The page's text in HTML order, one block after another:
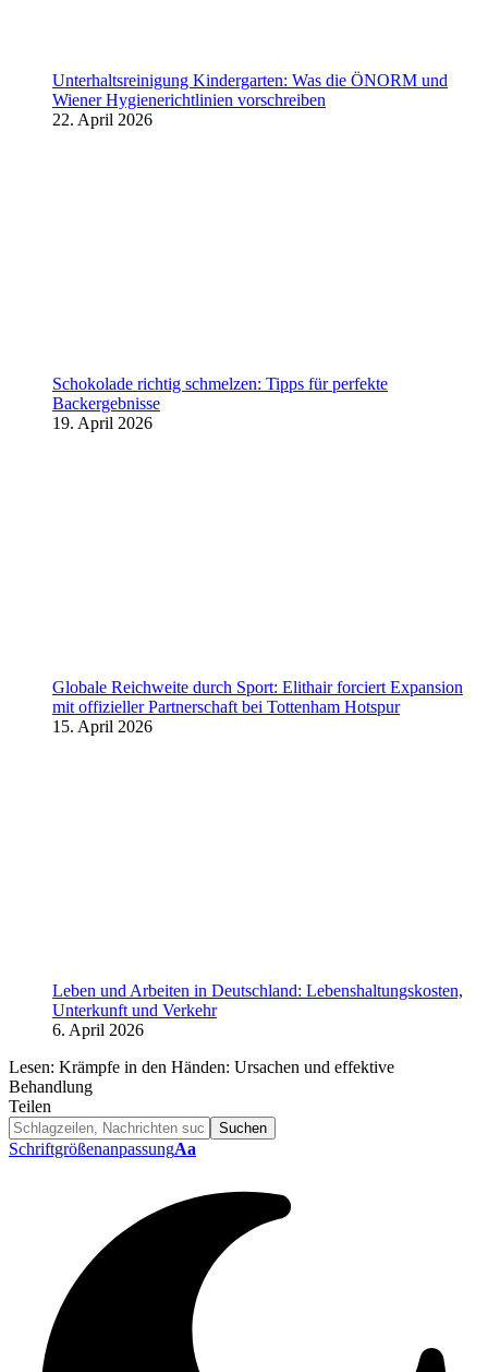
Unterhaltsreinigung Kindergarten: Was die ÖNORM und
Wiener Hygienerichtlinien vorschreiben
22. April 2026
Schokolade richtig schmelzen: Tipps für perfekte
Backergebnisse
19. April 2026
Globale Reichweite durch Sport: Elithair forciert Expansion
mit offizieller Partnerschaft bei Tottenham Hotspur
15. April 2026
Leben und Arbeiten in Deutschland: Lebenshaltungskosten,
Unterkunft und Verkehr
6. April 2026
Lesen: Krämpfe in den Händen: Ursachen und effektive
Behandlung
Teilen
SchriftgrößenanpassungAa